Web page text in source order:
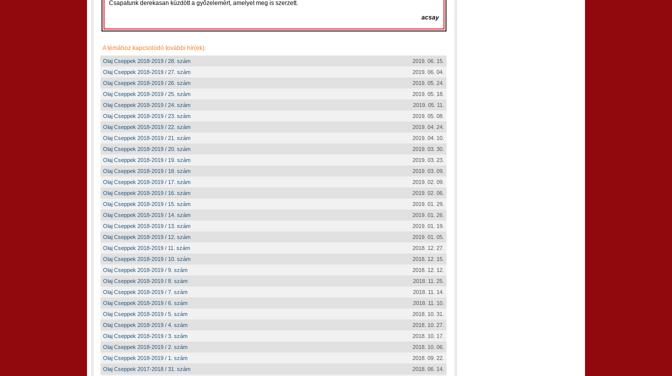
Csapatunk derekasan küzdött a győzelemért, amelyet meg is szerzett.
acsay
A témához kapcsolódó további hír(ek):
Olaj Cseppek 2018-2019 / 28. szám
2019. 06. 15.
Olaj Cseppek 2018-2019 / 27. szám
2019. 06. 04.
Olaj Cseppek 2018-2019 / 26. szám
2019. 05. 24.
Olaj Cseppek 2018-2019 / 25. szám
2019. 05. 18.
Olaj Cseppek 2018-2019 / 24. szám
2019. 05. 11.
Olaj Cseppek 2018-2019 / 23. szám
2019. 05. 08.
Olaj Cseppek 2018-2019 / 22. szám
2019. 04. 24.
Olaj Cseppek 2018-2019 / 21. szám
2019. 04. 10.
Olaj Cseppek 2018-2019 / 20. szám
2019. 03. 30.
Olaj Cseppek 2018-2019 / 19. szám
2019. 03. 23.
Olaj Cseppek 2018-2019 / 18. szám
2019. 03. 09.
Olaj Cseppek 2018-2019 / 17. szám
2019. 02. 09.
Olaj Cseppek 2018-2019 / 16. szám
2019. 02. 06.
Olaj Cseppek 2018-2019 / 15. szám
2019. 01. 29.
Olaj Cseppek 2018-2019 / 14. szám
2019. 01. 26.
Olaj Cseppek 2018-2019 / 13. szám
2019. 01. 19.
Olaj Cseppek 2018-2019 / 12. szám
2019. 01. 05.
Olaj Cseppek 2018-2019 / 11. szám
2018. 12. 27.
Olaj Cseppek 2018-2019 / 10. szám
2018. 12. 15.
Olaj Cseppek 2018-2019 / 9. szám
2018. 12. 12.
Olaj Cseppek 2018-2019 / 8. szám
2018. 11. 25.
Olaj Cseppek 2018-2019 / 7. szám
2018. 11. 14.
Olaj Cseppek 2018-2019 / 6. szám
2018. 11. 10.
Olaj Cseppek 2018-2019 / 5. szám
2018. 10. 31.
Olaj Cseppek 2018-2019 / 4. szám
2018. 10. 27.
Olaj Cseppek 2018-2019 / 3. szám
2018. 10. 17.
Olaj Cseppek 2018-2019 / 2. szám
2018. 10. 06.
Olaj Cseppek 2018-2019 / 1. szám
2018. 09. 22.
Olaj Cseppek 2017-2018 / 31. szám
2018. 06. 14.